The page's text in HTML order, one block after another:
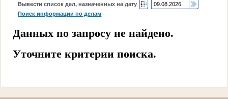
Вывести список дел, назначенных на дату
Поиск информации по делам
Данных по запросу не найдено.
Уточните критерии поиска.